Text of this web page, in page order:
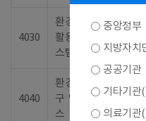
4030
환경처리, 자원재
활용 제제 및 시
스템
4040
환경오염 측정기
구 및 진단, 서비
스
중앙정부
지방자치
공공기관
기타기관
의료기관